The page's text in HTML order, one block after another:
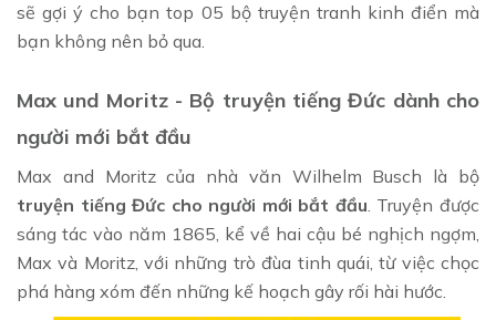
sẽ gợi ý cho bạn top 05 bộ truyện tranh kinh điển mà
bạn không nên bỏ qua.
Max und Moritz - Bộ truyện tiếng Đức dành cho
người mới bắt đầu
Max and Moritz của nhà văn Wilhelm Busch là bộ
truyện tiếng Đức cho người mới bắt đầu. Truyện được
sáng tác vào năm 1865, kể về hai cậu bé nghịch ngợm,
Max và Moritz, với những trò đùa tinh quái, từ việc chọc
phá hàng xóm đến những kế hoạch gây rối hài hước.